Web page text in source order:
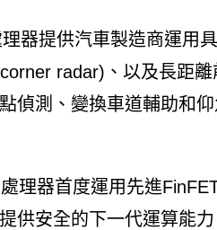
器提供汽車製造商運用
radar)、以及長距
偵測、變換車道輔助和
理器首度運用先進
供安全的下一代運算能